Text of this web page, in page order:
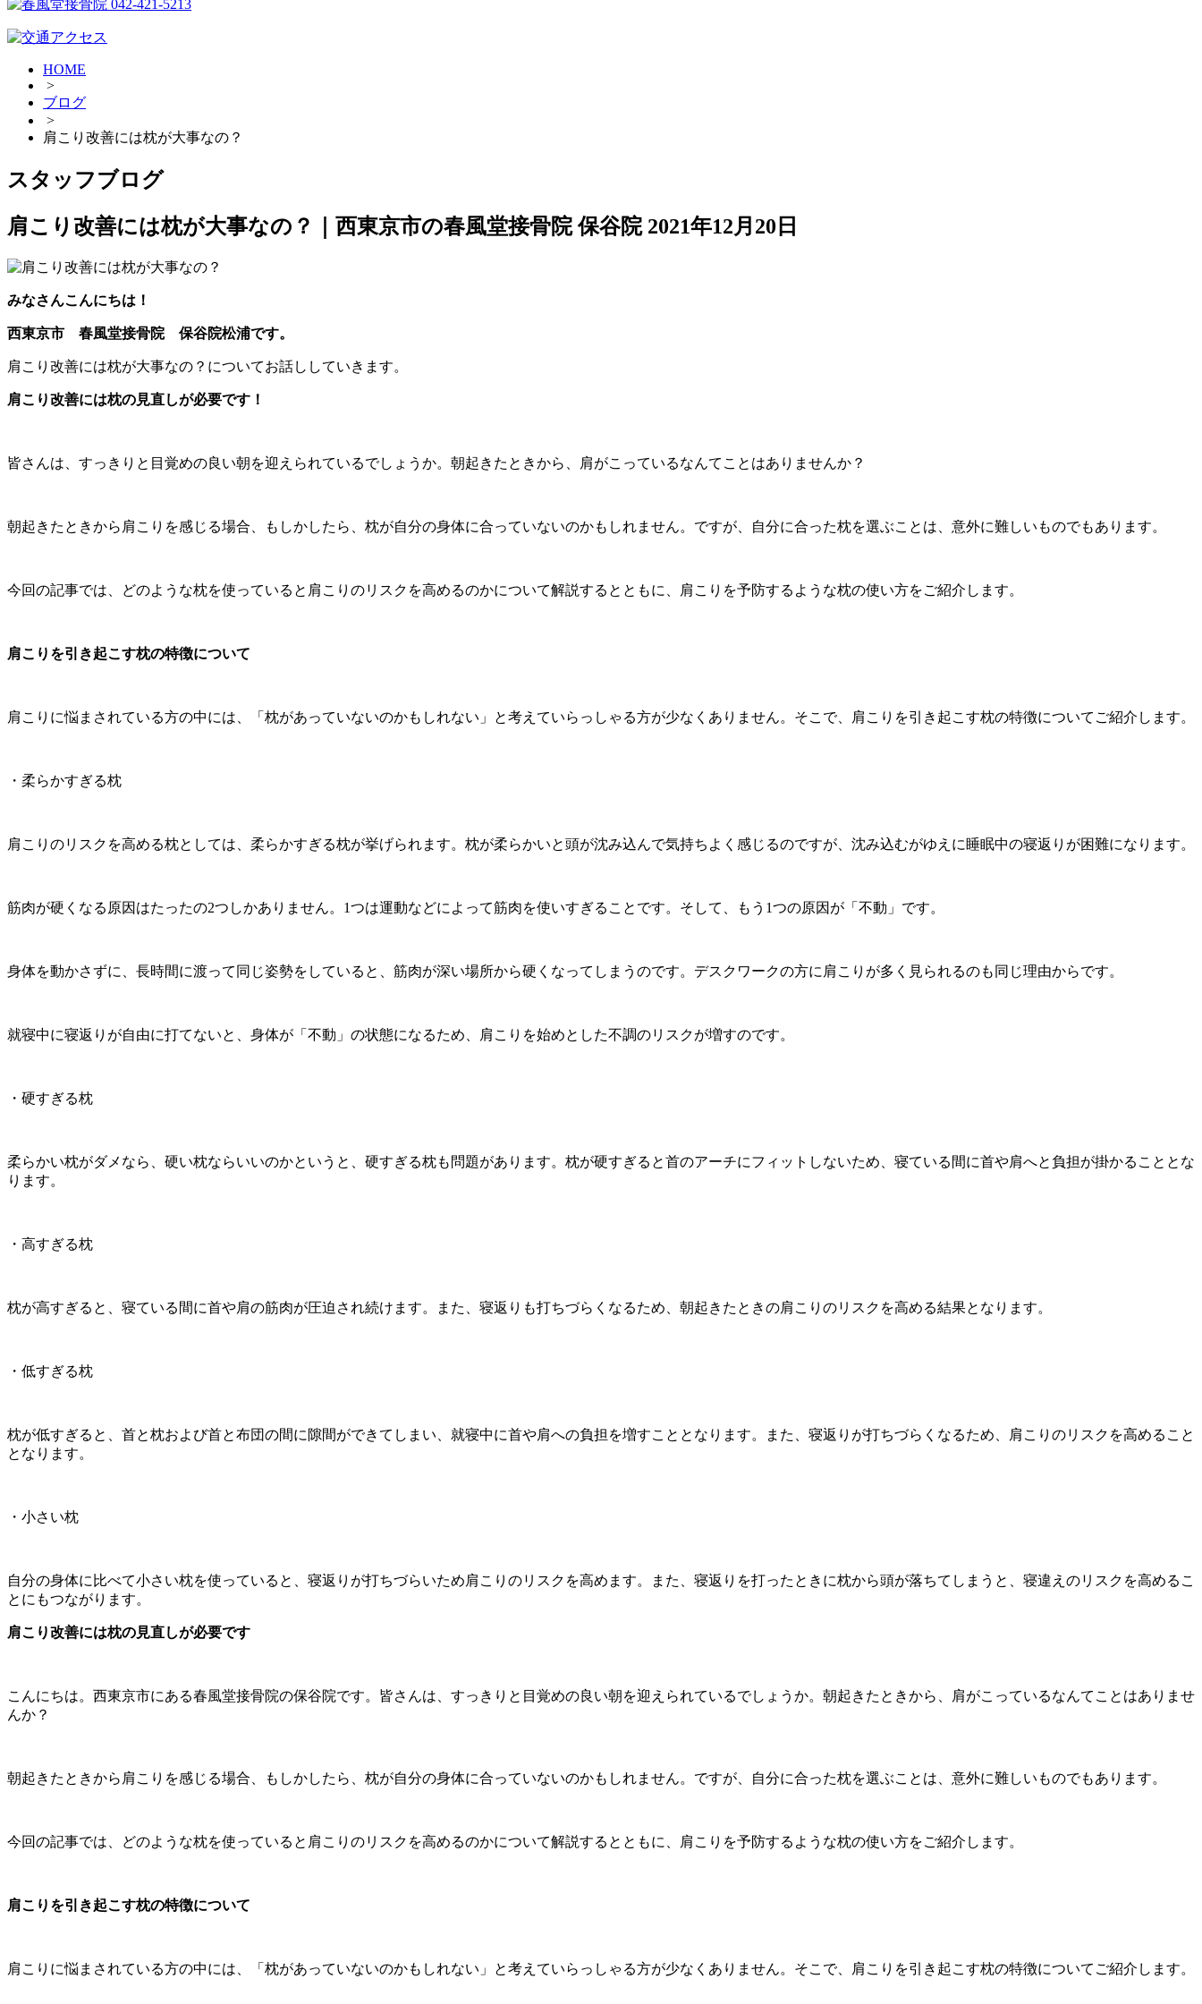
HOME
>
ブログ
>
肩こり改善には枕が大事なの？
スタッフブログ
肩こり改善には枕が大事なの？｜西東京市の春風堂接骨院 保谷院 2021年12月20日
みなさんこんにちは！
西東京市 春風堂接骨院 保谷院松浦です。
肩こり改善には枕が大事なの？についてお話ししていきます。
肩こり改善には枕の見直しが必要です！
皆さんは、すっきりと目覚めの良い朝を迎えられているでしょうか。朝起きたときから、肩がこっているなんてことはありませんか？
朝起きたときから肩こりを感じる場合、もしかしたら、枕が自分の身体に合っていないのかもしれません。ですが、自分に合った枕を選ぶことは、意外に難しいものでもあります。
今回の記事では、どのような枕を使っていると肩こりのリスクを高めるのかについて解説するとともに、肩こりを予防するような枕の使い方をご紹介します。
肩こりを引き起こす枕の特徴について
肩こりに悩まされている方の中には、「枕があっていないのかもしれない」と考えていらっしゃる方が少なくありません。そこで、肩こりを引き起こす枕の特徴についてご紹介します。
・柔らかすぎる枕
肩こりのリスクを高める枕としては、柔らかすぎる枕が挙げられます。枕が柔らかいと頭が沈み込んで気持ちよく感じるのですが、沈み込むがゆえに睡眠中の寝返りが困難になります。
筋肉が硬くなる原因はたったの2つしかありません。1つは運動などによって筋肉を使いすぎることです。そして、もう1つの原因が「不動」です。
身体を動かさずに、長時間に渡って同じ姿勢をしていると、筋肉が深い場所から硬くなってしまうのです。デスクワークの方に肩こりが多く見られるのも同じ理由からです。
就寝中に寝返りが自由に打てないと、身体が「不動」の状態になるため、肩こりを始めとした不調のリスクが増すのです。
・硬すぎる枕
柔らかい枕がダメなら、硬い枕ならいいのかというと、硬すぎる枕も問題があります。枕が硬すぎると首のアーチにフィットしないため、寝ている間に首や肩へと負担が掛かることとな
ります。
・高すぎる枕
枕が高すぎると、寝ている間に首や肩の筋肉が圧迫され続けます。また、寝返りも打ちづらくなるため、朝起きたときの肩こりのリスクを高める結果となります。
・低すぎる枕
枕が低すぎると、首と枕および首と布団の間に隙間ができてしまい、就寝中に首や肩への負担を増すこととなります。また、寝返りが打ちづらくなるため、肩こりのリスクを高めること
となります。
・小さい枕
自分の身体に比べて小さい枕を使っていると、寝返りが打ちづらいため肩こりのリスクを高めます。また、寝返りを打ったときに枕から頭が落ちてしまうと、寝違えのリスクを高めるこ
とにもつながります。
肩こり改善には枕の見直しが必要です
こんにちは。西東京市にある春風堂接骨院の保谷院です。皆さんは、すっきりと目覚めの良い朝を迎えられているでしょうか。朝起きたときから、肩がこっているなんてことはありませ
んか？
朝起きたときから肩こりを感じる場合、もしかしたら、枕が自分の身体に合っていないのかもしれません。ですが、自分に合った枕を選ぶことは、意外に難しいものでもあります。
今回の記事では、どのような枕を使っていると肩こりのリスクを高めるのかについて解説するとともに、肩こりを予防するような枕の使い方をご紹介します。
肩こりを引き起こす枕の特徴について
肩こりに悩まされている方の中には、「枕があっていないのかもしれない」と考えていらっしゃる方が少なくありません。そこで、肩こりを引き起こす枕の特徴についてご紹介します。